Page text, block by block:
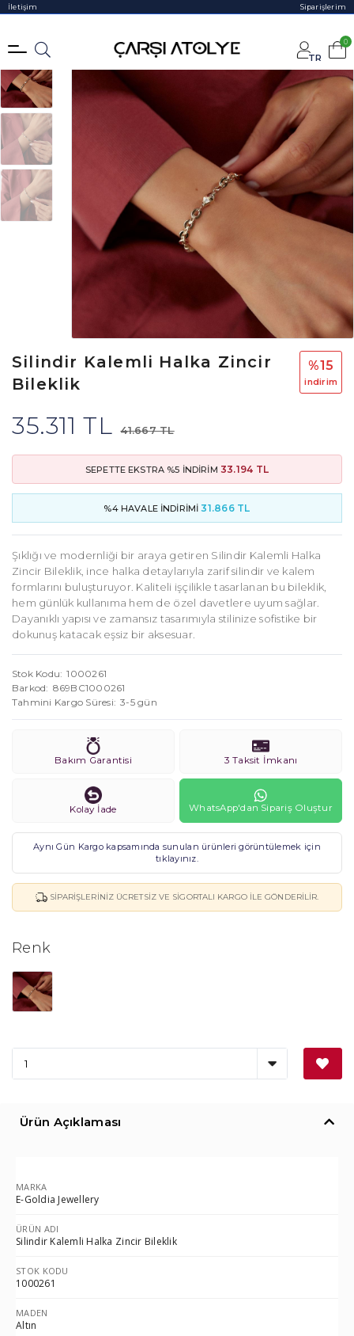
İletişim Siparişlerim
TR
0
Silindir Kalemli Halka Zincir
Bileklik
35.311 TL 41.667 TL
%15
i̇ndi̇ri̇m
SEPETTE EKSTRA %5 İNDİRİM 33.194 TL
%4 HAVALE İNDİRİMİ31.866 TL
Şıklığı ve modernliği bir araya getiren Silindir Kalemli Halka
Zincir Bileklik, ince halka detaylarıyla zarif silindir ve kalem
formlarını buluşturuyor. Kaliteli işçilikle tasarlanan bu bileklik,
hem günlük kullanıma hem de özel davetlere uyum sağlar.
Dayanıklı yapısı ve zamansız tasarımıyla stilinize sofistike bir
dokunuş katacak eşsiz bir aksesuar.
Stok Kodu
1000261
Barkod
869BC1000261
Tahmini Kargo Süresi
3-5 gün
Bakım Garantisi 3 Taksit İmkanı
Kolay İade WhatsApp'dan Sipariş Oluştur
Aynı Gün Kargo kapsamında sunulan ürünleri görüntülemek için
tıklayınız.
SIPARIŞLERINIZ ÜCRETSIZ VE SIGORTALI KARGO ILE GÖNDERILIR.
Renk
Ürün Açıklaması
MARKA
E-Goldia Jewellery
ÜRÜN ADI
Silindir Kalemli Halka Zincir Bileklik
STOK KODU
1000261
MADEN
Altın